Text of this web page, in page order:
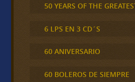
50 YEARS OF THE
6 LPS EN 3 CD´S
60 ANIVERSARIO
60 BOLEROS DE SIEMPRE